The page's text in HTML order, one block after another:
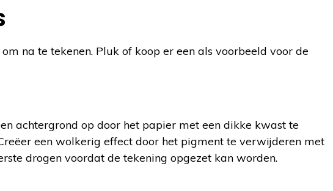
na te tekenen. Pluk of koop er een als voorbeeld voor de
achtergrond op door het papier met een dikke kwast te
een wolkerig effect door het pigment te verwijderen met
drogen voordat de tekening opgezet kan worden.